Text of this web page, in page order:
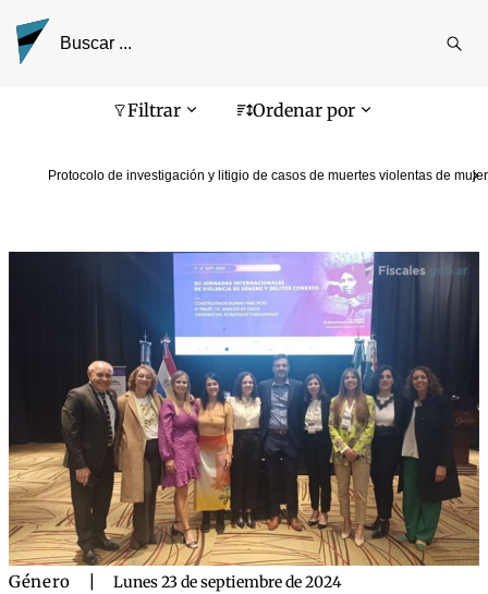
Filtrar Ordenar por
Protocolo de investigación y litigio de casos de muertes violentas de
Pantalla de búsqueda
Género Lunes 23 de septiembre de 2024